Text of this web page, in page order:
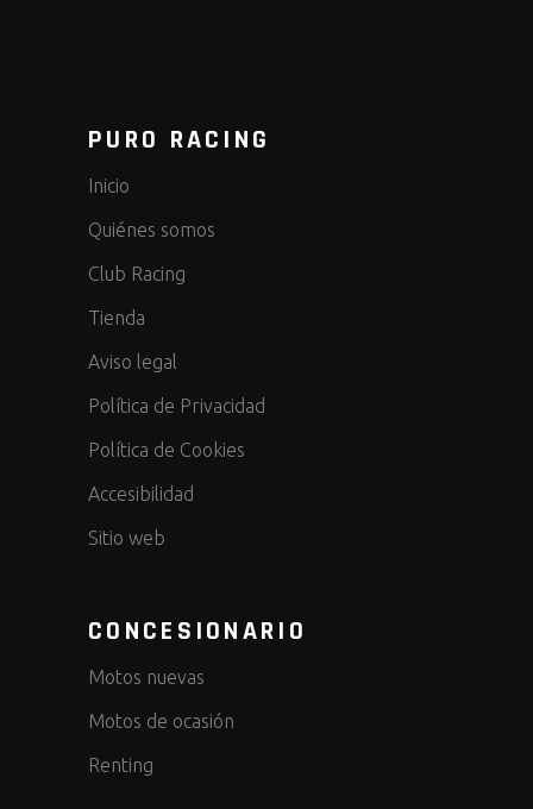
PURO RACING
Inicio
Quiénes somos
Club Racing
Tienda
Aviso legal
Política de Privacidad
Política de Cookies
Accesibilidad
Sitio web
CONCESIONARIO
Motos nuevas
Motos de ocasión
Renting